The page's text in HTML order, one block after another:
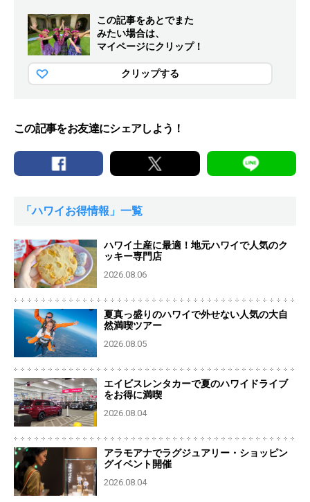
この記事をあとでまた
みたい場合は、
マイページにクリップ！
クリップする
この記事をお友達にシェアしよう！
「ハワイお得情報」一覧
ハワイ土産に最適！地元ハワイで人気のク
ッキー専門店
2026.08.06
夏真っ盛りのハワイで外せない人気の大自
然満喫ツアー
2026.08.05
エイビスレンタカーで夏のハワイドライブ
をお得に満喫
2026.08.04
アラモアナでラグジュアリー・ショッピン
グイベント開催
2026.08.04